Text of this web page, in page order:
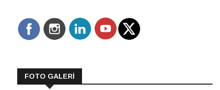
FOTO GALERİ